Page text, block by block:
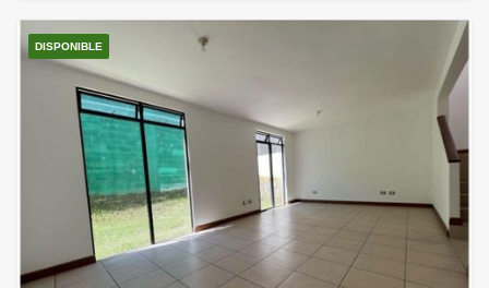
DISPONIBLE